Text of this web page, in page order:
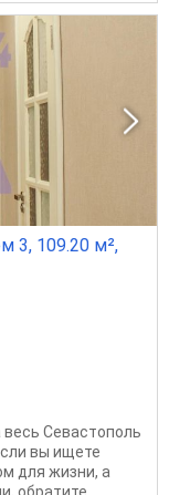
3, 109.20 м²,
Севастополь
вы ищете
для жизни, а